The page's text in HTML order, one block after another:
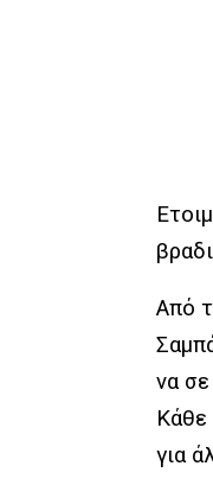
Από
να
Κάθε
για